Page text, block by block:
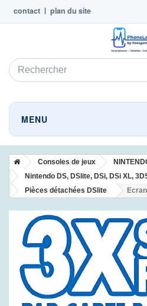
contact plan du site
MENU
Consoles de jeux
Nintendo DS, DSlite, DSi, DSi XL,
Pièces détachées DSlite